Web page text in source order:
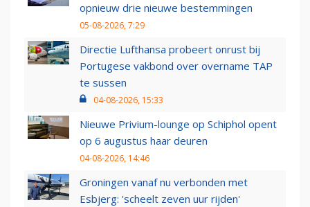
opnieuw drie nieuwe bestemmingen
05-08-2026, 7:29
Directie Lufthansa probeert onrust bij
Portugese vakbond over overname TAP
te sussen
04-08-2026, 15:33
Nieuwe Privium-lounge op Schiphol opent
op 6 augustus haar deuren
04-08-2026, 14:46
Groningen vanaf nu verbonden met
Esbjerg: 'scheelt zeven uur rijden'